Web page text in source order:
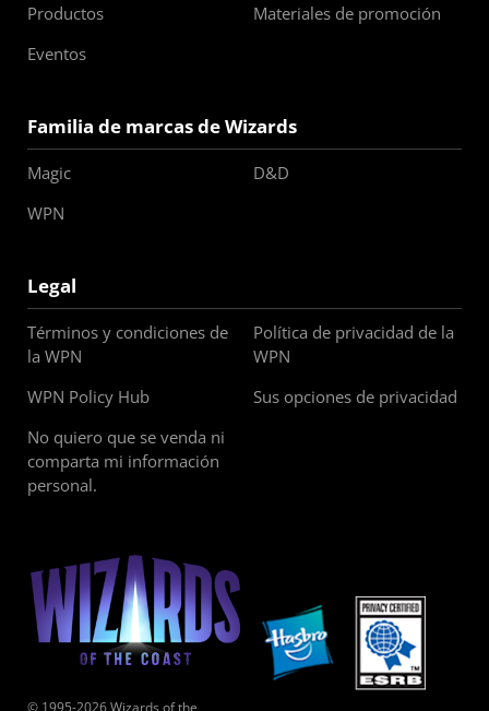
Productos
Materiales de promoción
Eventos
Familia de marcas de Wizards
Magic
D&D
WPN
Legal
Términos y condiciones de
la WPN
Política de privacidad de la
WPN
WPN Policy Hub
Sus opciones de privacidad
No quiero que se venda ni
comparta mi información
personal.
© 1995-2026 Wizards of the